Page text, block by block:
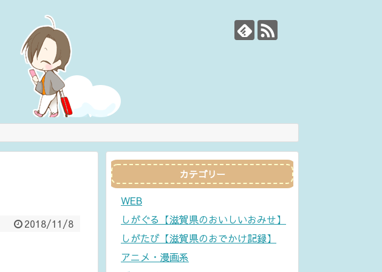
2018/11/8
カテゴリー
WEB
しがぐる【滋賀県のおいしいおみせ】
しがたび【滋賀県のおでかけ記録】
アニメ・漫画系